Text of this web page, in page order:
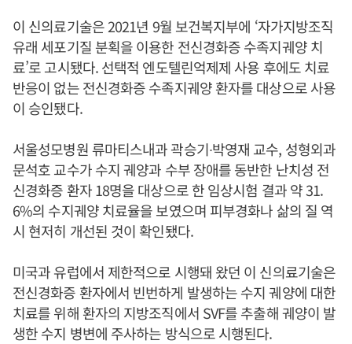
이 신의료기술은 2021년 9월 보건복지부에 ‘자가지방조직
유래 세포기질 분획을 이용한 전신경화증 수족지궤양 치
료’로 고시됐다. 선택적 엔도텔린억제제 사용 후에도 치료
반응이 없는 전신경화증 수족지궤양 환자를 대상으로 사용
이 승인됐다.
서울성모병원 류마티스내과 곽승기∙박영재 교수, 성형외과
문석호 교수가 수지 궤양과 수부 장애를 동반한 난치성 전
신경화증 환자 18명을 대상으로 한 임상시험 결과 약 31.
6%의 수지궤양 치료율을 보였으며 피부경화나 삶의 질 역
시 현저히 개선된 것이 확인됐다.
미국과 유럽에서 제한적으로 시행돼 왔던 이 신의료기술은
전신경화증 환자에서 빈번하게 발생하는 수지 궤양에 대한
치료를 위해 환자의 지방조직에서 SVF를 추출해 궤양이 발
생한 수지 병변에 주사하는 방식으로 시행된다.